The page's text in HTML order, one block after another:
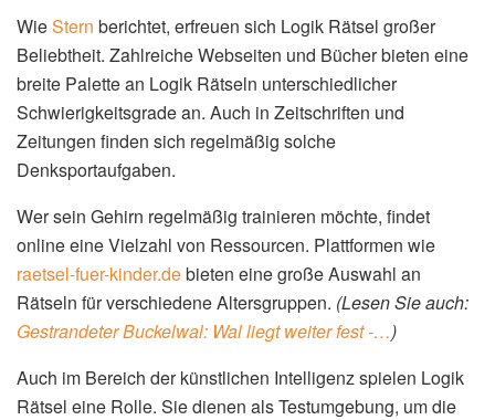
WieStern berichtet, erfreuen sich Logik Rätsel großer
Beliebtheit. Zahlreiche Webseiten und Bücher bieten eine
breite Palette an Logik Rätseln unterschiedlicher
Schwierigkeitsgrade an. Auch in Zeitschriften und
Zeitungen finden sich regelmäßig solche
Denksportaufgaben.
Wer sein Gehirn regelmäßig trainieren möchte, findet
online eine Vielzahl von Ressourcen. Plattformen wie
raetsel-fuer-kinder.debieten eine große Auswahl an
Rätseln für verschiedene Altersgruppen. (Lesen Sie auch:
Gestrandeter Buckelwal: Wal liegt weiter fest -…)
Auch im Bereich der künstlichen Intelligenz spielen Logik
Rätsel eine Rolle. Sie dienen als Testumgebung, um die